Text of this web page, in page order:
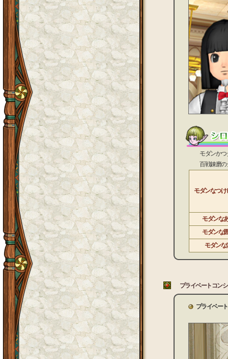
モダンかつダ
百戦錬磨のシ
モダンなつけ
モダンな
モダンな
モダンな
プライベートコン
プライベー